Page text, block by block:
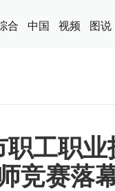
合 中国 视频 图说
工职
竞赛落